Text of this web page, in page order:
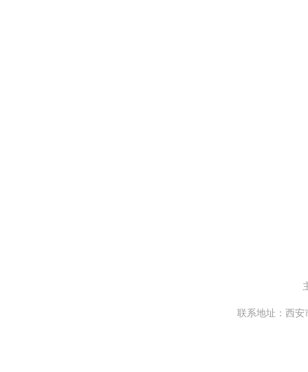
联系地址：西安